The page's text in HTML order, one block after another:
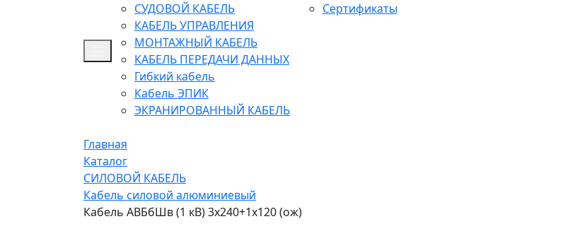
СУДОВОЙ КАБЕЛЬ
КАБЕЛЬ УПРАВЛЕНИЯ
МОНТАЖНЫЙ КАБЕЛЬ
КАБЕЛЬ ПЕРЕДАЧИ ДАННЫХ
Гибкий кабель
Кабель ЭПИК
ЭКРАНИРОВАННЫЙ КАБЕЛЬ
Сертификаты
Главная
Каталог
СИЛОВОЙ КАБЕЛЬ
Кабель силовой алюминиевый
Кабель АВБбШв (1 кВ) 3х240+1х120 (ож)